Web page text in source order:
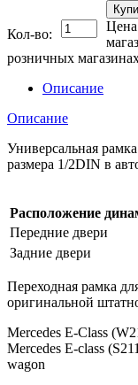
Кол-во:
Цена
розничных
Описание
Описание
Универсальная
размера 1/2DIN в
Расположение
Передние двери
Задние двери
Переходная рамка
оригинальной
Mercedes E-Class
Mercedes E-class
wagon